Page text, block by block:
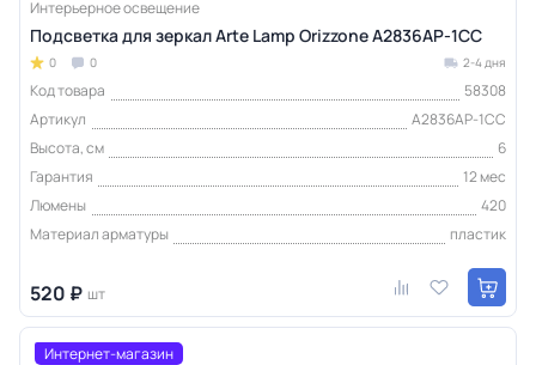
Интерьерное освещение
Подсветка для зеркал Arte Lamp Orizzone A2836AP-1CC
0 0 2-4 дня
Код товара
58308
Артикул
A2836AP-1CC
Высота, см
6
Гарантия
12 мес
Люмены
420
Материал арматуры
пластик
520 ₽ шт
Интернет-магазин